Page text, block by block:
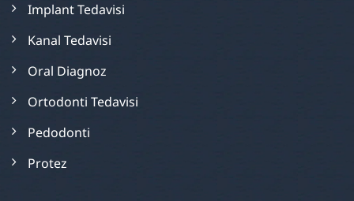
Implant Tedavisi
Kanal Tedavisi
Oral Diagnoz
Ortodonti Tedavisi
Pedodonti
Protez